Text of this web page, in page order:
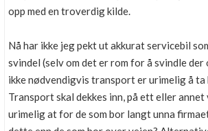
opp med en troverdig kilde.
Nå har ikke jeg pekt ut akkurat servicebil
svindel (selv om det er rom for å svindle der
ikke nødvendigvis transport er urimelig å
Transport skal dekkes inn, på ett eller annet
urimelig at for de som bor langt unna